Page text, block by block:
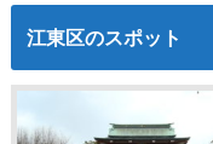
江東区のスポット